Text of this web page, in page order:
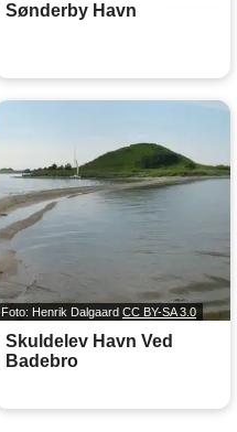
Sønderby Havn
Foto: Henrik Dalgaard CC BY-SA 3.0
Skuldelev Havn Ved
Badebro